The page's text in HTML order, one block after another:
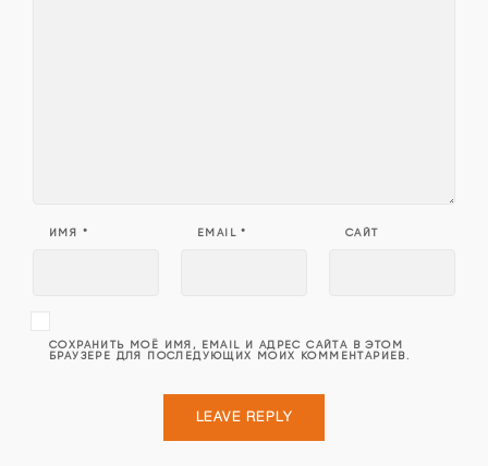
ИМЯ * EMAIL* САЙТ
СОХРАНИТЬ МОЁ ИМЯ, EMAIL И АДРЕС САЙТА В ЭТОМ
БРАУЗЕРЕ ДЛЯ ПОСЛЕДУЮЩИХ МОИХ КОММЕНТАРИЕВ.